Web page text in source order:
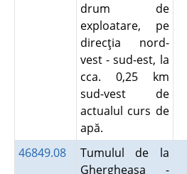
drum de
exploatare, pe
direcţia nord-
vest - sud-est, la
cca. 0,25 km
sud-vest de
actualul curs de
apă.
46849.08
Tumulul de la
Ghergheasa -